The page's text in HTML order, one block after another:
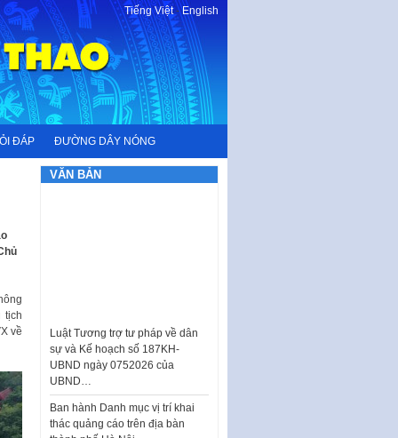
Tiếng Việt-English
ĐÁP ĐƯỜNG DÂY NÓNG
tịch
về
VĂN BẢN
sự và Kế hoạch số 187KH-
UBND ngày 0752026 của
UBND…
Ban hành Danh mục vị trí khai
thác quảng cáo trên địa bàn
thành phố Hà Nội